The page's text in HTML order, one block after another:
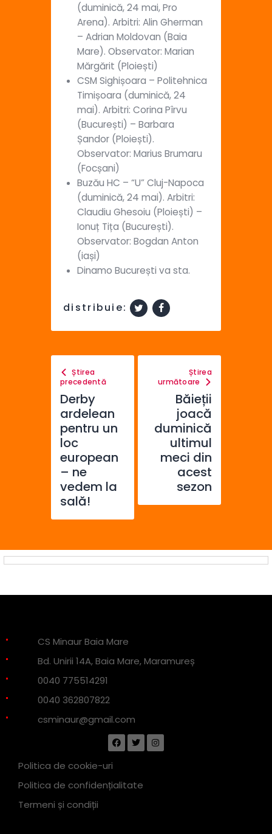
(duminică, 24 mai, Pro
Arena). Arbitri: Alin Gherman
– Adrian Moldovan (Baia
Mare). Observator: Marian
Mărgărit (Ploiești)
CSM Sighișoara – Politehnica
Timișoara (duminică, 24
mai). Arbitri: Corina Pîrvu
(București) – Barbara
Șandor (Ploiești).
Observator: Marius Brumaru
(Focșani)
Buzău HC – “U” Cluj-Napoca
(duminică, 24 mai). Arbitri:
Claudiu Ghesoiu (Ploiești) –
Ionuț Tița (București).
Observator: Bogdan Anton
(iași)
Dinamo București va sta.
distribuie:
Știrea
precedentă
Derby
ardelean
pentru un
loc
european
– ne
vedem la
sală!
Știrea
următoare
Băieții
joacă
duminică
ultimul
meci din
acest
sezon
CS Minaur Baia Mare
Bd. Unirii 14A, Baia Mare, Maramureș
0040 775514291
0040 362807822
csminaur@gmail.com
Politica de cookie-uri
Politica de confidențialitate
Termeni și condiții